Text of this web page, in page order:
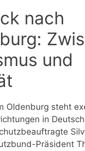
nach
und
Oldenburg steht
in
Präsident